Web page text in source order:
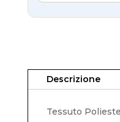
Descrizione
Tessuto